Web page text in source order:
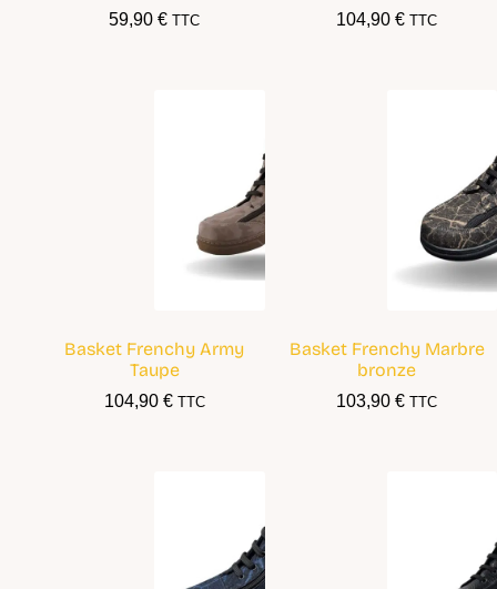
59,90€ TTC 104,90€ TTC
Basket Frenchy Army
Taupe
104,90 € TTC
Basket Frenchy Marbre
bronze
103,90€ TTC